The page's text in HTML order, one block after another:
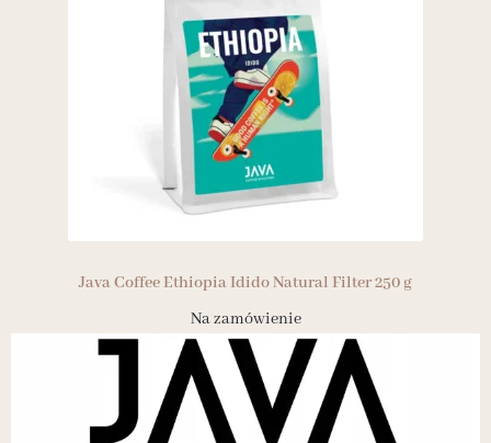
Java Coffee Ethiopia Idido Natural Filter 250 g
Na zamówienie